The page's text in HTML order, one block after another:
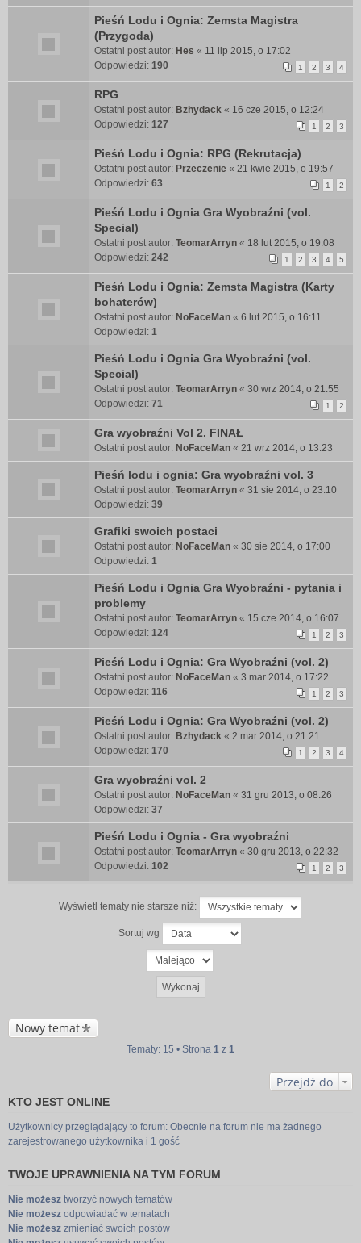
Pieśń Lodu i Ognia: Zemsta Magistra
(Przygoda)
Ostatni post autor: Hes « 11 lip 2015, o 17:02
Odpowiedzi: 190 1 2 3 4
RPG
Ostatni post autor: Bzhydack « 16 cze 2015, o 12:24
Odpowiedzi: 127 1 2 3
Pieśń Lodu i Ognia: RPG (Rekrutacja)
Ostatni post autor: Przeczenie « 21 kwie 2015, o 19:57
Odpowiedzi: 63 1 2
Pieśń Lodu i Ognia Gra Wyobraźni (vol.
Special)
Ostatni post autor: TeomarArryn « 18 lut 2015, o 19:08
Odpowiedzi: 242 1 2 3 4 5
Pieśń Lodu i Ognia: Zemsta Magistra (Karty
bohaterów)
Ostatni post autor: NoFaceMan « 6 lut 2015, o 16:11
Odpowiedzi: 1
Pieśń Lodu i Ognia Gra Wyobraźni (vol.
Special)
Ostatni post autor: TeomarArryn « 30 wrz 2014, o 21:55
Odpowiedzi: 71 1 2
Gra wyobraźni Vol 2. FINAŁ
Ostatni post autor: NoFaceMan « 21 wrz 2014, o 13:23
Pieśń lodu i ognia: Gra wyobraźni vol. 3
Ostatni post autor: TeomarArryn « 31 sie 2014, o 23:10
Odpowiedzi: 39
Grafiki swoich postaci
Ostatni post autor: NoFaceMan « 30 sie 2014, o 17:00
Odpowiedzi: 1
Pieśń Lodu i Ognia Gra Wyobraźni - pytania i
problemy
Ostatni post autor: TeomarArryn « 15 cze 2014, o 16:07
Odpowiedzi: 124 1 2 3
Pieśń Lodu i Ognia: Gra Wyobraźni (vol. 2)
Ostatni post autor: NoFaceMan « 3 mar 2014, o 17:22
Odpowiedzi: 116 1 2 3
Pieśń Lodu i Ognia: Gra Wyobraźni (vol. 2)
Ostatni post autor: Bzhydack « 2 mar 2014, o 21:21
Odpowiedzi: 170 1 2 3 4
Gra wyobraźni vol. 2
Ostatni post autor: NoFaceMan « 31 gru 2013, o 08:26
Odpowiedzi: 37
Pieśń Lodu i Ognia - Gra wyobraźni
Ostatni post autor: TeomarArryn « 30 gru 2013, o 22:32
Odpowiedzi: 102 1 2 3
Wyświetl tematy nie starsze niż:
Sortuj wg
Nowy temat
Tematy: 15 • Strona 1 z 1
Przejdź do
KTO JEST ONLINE
Użytkownicy przeglądający to forum: Obecnie na forum nie ma żadnego
zarejestrowanego użytkownika i 1 gość
TWOJE UPRAWNIENIA NA TYM FORUM
Nie możesz tworzyć nowych tematów
Nie możesz odpowiadać w tematach
Nie możesz zmieniać swoich postów